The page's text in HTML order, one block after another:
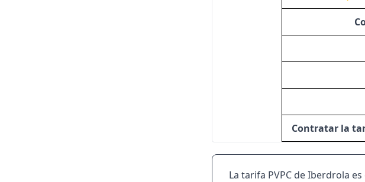
Contratar la
La tarifa PVPC de Iberdrola